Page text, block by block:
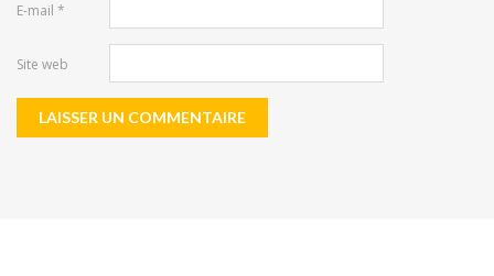
E-mail *
Site web